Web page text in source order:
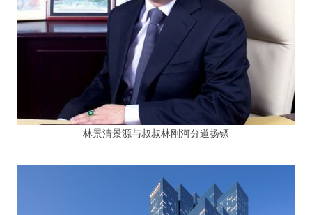
林景清景源与叔叔林刚河分道扬镖